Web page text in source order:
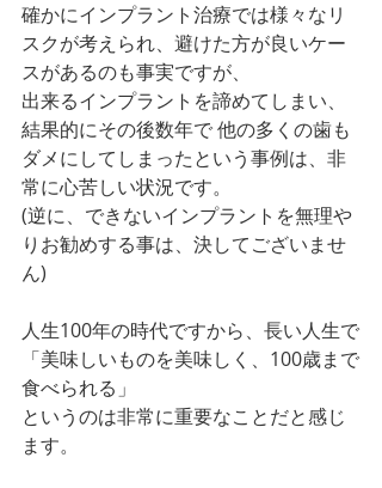
確かにインプラント治療では様々なリ
スクが考えられ、避けた方が良いケー
スがあるのも事実ですが、
出来るインプラントを諦めてしまい、
結果的にその後数年で 他の多くの歯も
ダメにしてしまったという事例は、非
常に心苦しい状況です。
(逆に、できないインプラントを無理や
りお勧めする事は、決してございませ
ん)
人生100年の時代ですから、長い人生で
「美味しいものを美味しく、100歳まで
食べられる」
というのは非常に重要なことだと感じ
ます。